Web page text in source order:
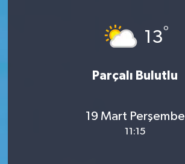
13°
Parçalı Bulutlu
19 Mart Perşembe
11:15